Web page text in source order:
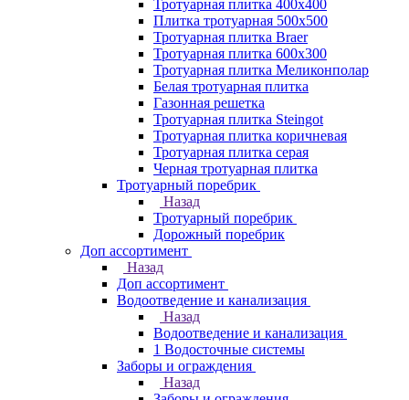
Тротуарная плитка 400х400
Плитка тротуарная 500x500
Тротуарная плитка Braer
Тротуарная плитка 600х300
Тротуарная плитка Меликонполар
Белая тротуарная плитка
Газонная решетка
Тротуарная плитка Steingot
Тротуарная плитка коричневая
Тротуарная плитка серая
Черная тротуарная плитка
Тротуарный поребрик
Назад
Тротуарный поребрик
Дорожный поребрик
Доп ассортимент
Назад
Доп ассортимент
Водоотведение и канализация
Назад
Водоотведение и канализация
1 Водосточные системы
Заборы и ограждения
Назад